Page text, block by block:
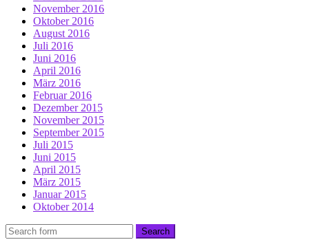
November 2016
Oktober 2016
August 2016
Juli 2016
Juni 2016
April 2016
März 2016
Februar 2016
Dezember 2015
November 2015
September 2015
Juli 2015
Juni 2015
April 2015
März 2015
Januar 2015
Oktober 2014